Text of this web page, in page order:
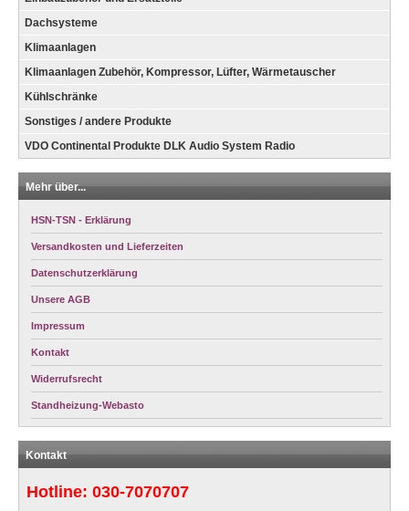
Dachsysteme
Klimaanlagen
Klimaanlagen Zubehör, Kompressor, Lüfter, Wärmetauscher
Kühlschränke
Sonstiges / andere Produkte
VDO Continental Produkte DLK Audio System Radio
Mehr über...
HSN-TSN - Erklärung
Versandkosten und Lieferzeiten
Datenschutzerklärung
Unsere AGB
Impressum
Kontakt
Widerrufsrecht
Standheizung-Webasto
Kontakt
Hotline: 030-7070707